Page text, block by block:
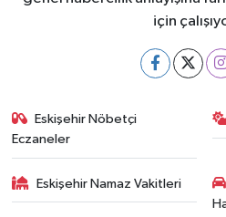
için
Eskişehir Nöbetçi
Eczaneler
Eskişehir Namaz Vakitleri